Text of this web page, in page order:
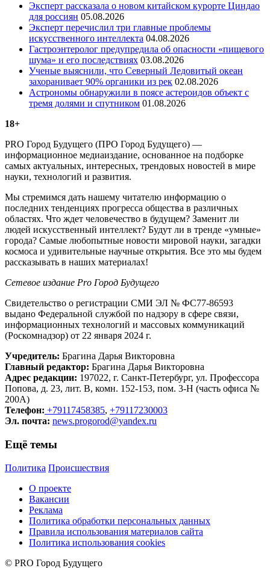
Эксперт рассказала о новом китайском курорте Циндао
для россиян 05.08.2026
Эксперт перечислил три главные проблемы
искусственного интеллекта 04.08.2026
Гастроэнтеролог предупредила об опасности «пищевого
шума» и его последствиях 03.08.2026
Ученые выяснили, что Северный Ледовитый океан
захоранивает 90% органики из рек 02.08.2026
Астрономы обнаружили в поясе астероидов объект с
тремя долями и спутником 01.08.2026
18+
PRO Город Будущего (ПРО Город Будущего) —
информационное медиаиздание, основанное на подборке
самых актуальных, интересных, трендовых новостей в мире
науки, технологий и развития.
Мы стремимся дать нашему читателю информацию о
последних тенденциях прогресса общества в различных
областях. Что ждет человечество в будущем? Заменит ли
людей искусственный интеллект? Будут ли в тренде «умные»
города? Самые любопытные новости мировой науки, загадки
космоса и удивительные научные открытия. Все это мы будем
рассказывать в наших материалах!
Сетевое издание Рrо Город Будущего
Свидетельство о регистрации СМИ ЭЛ № ФС77-86593
выдано Федеральной службой по надзору в сфере связи,
информационных технологий и массовых коммуникаций
(Роскомнадзор) от 22 января 2024 г.
Учредитель: Брагина Дарья Викторовна
Главный редактор: Брагина Дарья Викторовна
Адрес редакции: 197022, г. Санкт-Петербург, ул. Профессора
Попова, д. 23, лит. В, комн. 152-153, пом. 3-Н (часть офиса №
200А)
Телефон: +79117458385, +79117230003
Эл. почта: news.progorod@yandex.ru
Ещё темы
Политика Происшествия
О проекте
Вакансии
Реклама
Политика обработки персональных данных
Правила использования материалов сайта
Политика использования cookies
© PRO Город Будущего